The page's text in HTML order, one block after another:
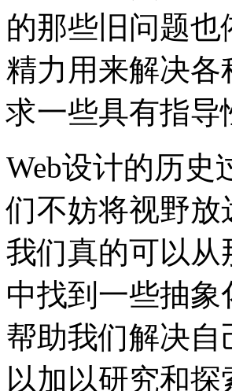
的那些旧问题
精力用来解决
求一些具有指导
Web设计的历史
们不妨将视野
我们真的可以
中找到一些抽
帮助我们解决
以加以研究和探